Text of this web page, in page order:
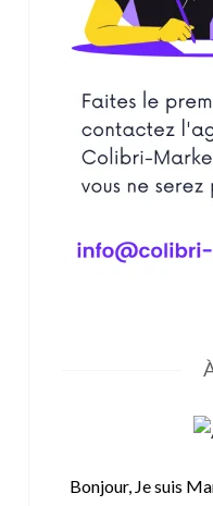
Bonjour, Je suis